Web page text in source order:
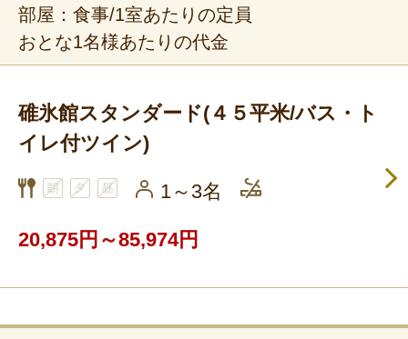
部屋：食事/1室あたりの定員
おとな1名様あたりの代金
碓氷館スタンダード(４５平米/バス・ト
イレ付ツイン)
1～3名
20,875円～85,974円